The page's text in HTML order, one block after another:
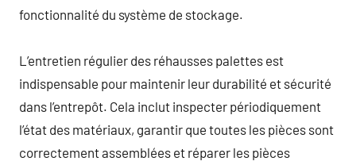
fonctionnalité du système de stockage.
L’entretien régulier des réhausses palettes est
indispensable pour maintenir leur durabilité et sécurité
dans l’entrepôt. Cela inclut inspecter périodiquement
l’état des matériaux, garantir que toutes les pièces sont
correctement assemblées et réparer les pièces